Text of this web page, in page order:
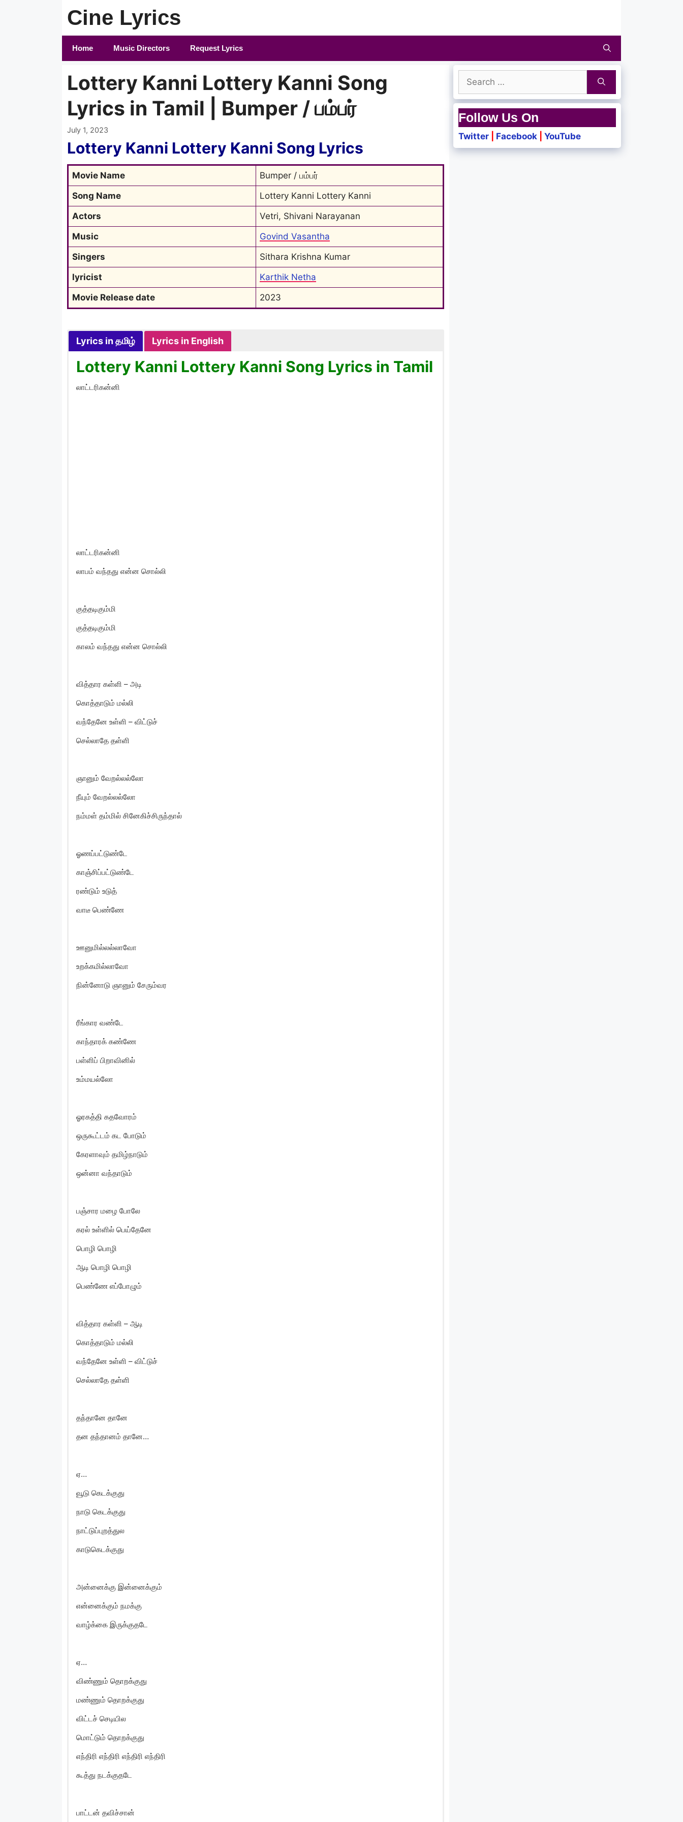
Cine Lyrics
Home Music Directors Request Lyrics
Lottery Kanni Lottery Kanni Song
Lyrics in Tamil | Bumper / பம்பர்
July 1, 2023
Lottery Kanni Lottery Kanni Song Lyrics
Movie Name
Bumper / பம்பர்
Song Name
Lottery Kanni Lottery Kanni
Actors
Vetri, Shivani Narayanan
Music
Govind Vasantha
Singers
Sithara Krishna Kumar
lyricist
Karthik Netha
Movie Release date
2023
Lyrics in தமிழ் Lyrics in English
Lottery Kanni Lottery Kanni Song Lyrics in Tamil
லாட்டரிகன்னி
லாட்டரிகன்னி
லாபம் வந்தது என்ன சொல்லி
குத்தடிகும்மி
குத்தடிகும்மி
காலம் வந்தது என்ன சொல்லி
வித்தார கள்ளி – அடி
கொத்தாடும் மல்லி
வந்தேனே உள்ளி – விட்டுச்
செல்லாதே தள்ளி
ஞானும் வேறல்லல்லோ
நீயும் வேறல்லல்லோ
நம்மள் தம்மில் சினேகிச்சிருந்தால்
ஓணப்பட்டுண்டே
காஞ்சிப்பட்டுண்டே
ரண்டும் உடுத்
வாடீ பெண்ணே
ஊனுமில்லல்லாவோ
உறக்கமில்லாவோ
நின்னோடு ஞானும் சேரும்வர
ரீங்கார வண்டே
காந்தாரக் கண்ணே
பள்ளிப் பிறாவினில்
உம்மயல்லோ
ஓரகத்தி கதவோரம்
ஒருகூட்டம் கட போடும்
கேரளாவும் தமிழ்நாடும்
ஒன்னா வந்தாடும்
பஞ்சார மழை போலே
கரல் உள்ளில் பெய்தேனே
பொழி பொழி
ஆடி பொழி பொழி
பெண்ணே எப்போழும்
வித்தார கள்ளி – ஆடி
கொத்தாடும் மல்லி
வந்தேனே உள்ளி – விட்டுச்
செல்லாதே தள்ளி
தந்தானே தானே
தன தந்தானம் தானே…
ஏ…
வூடு கெடக்குது
நாடு கெடக்குது
நாட்டுப்புறத்துல
காடுகெடக்குது
அன்னைக்கு இன்னைக்கும்
என்னைக்கும் நமக்கு
வாழ்க்கை இருக்குதடே
ஏ…
விண்ணும் தொறக்குது
மண்ணும் தொறக்குது
விட்டச் செடியில
மொட்டும் தொறக்குது
எந்திரி எந்திரி எந்திரி எந்திரி
கூத்து நடக்குதடே
பாட்டன் தவிச்சான்
Search
for:
Follow Us On
Twitter Facebook YouTube